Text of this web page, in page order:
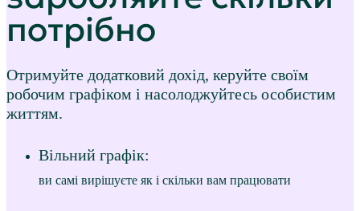
потрібно
Отримуйте додатковий дохід, керуйте своїм
робочим графіком і насолоджуйтесь особистим
життям.
Вільний графік:
ви самі вирішуєте як і скільки вам працювати